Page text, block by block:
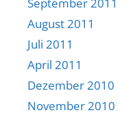
August 2011
Juli 2011
April 2011
Dezember 2010
November 2010